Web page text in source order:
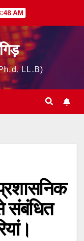
AM
LL.B)
संबंधित